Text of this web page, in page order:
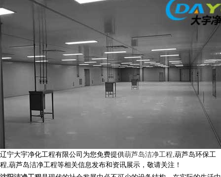
辽宁大宇净化工程有限公司为您免费提供葫芦岛洁净工程,葫芦岛环保工
程,葫芦岛洁净工程等相关信息发布和资讯展示，敬请关注！